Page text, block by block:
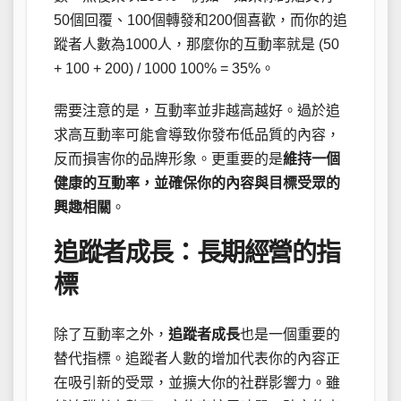
50個回覆、100個轉發和200個喜歡，而你的追
蹤者人數為1000人，那麼你的互動率就是 (50
+ 100 + 200) / 1000 100% = 35%。
需要注意的是，互動率並非越高越好。過於追
求高互動率可能會導致你發布低品質的內容，
反而損害你的品牌形象。更重要的是維持一個
健康的互動率，並確保你的內容與目標受眾的
興趣相關 。
追蹤者成長：長期經營的指
標
除了互動率之外， 追蹤者成長也是一個重要的
替代指標。追蹤者人數的增加代表你的內容正
在吸引新的受眾，並擴大你的社群影響力。雖